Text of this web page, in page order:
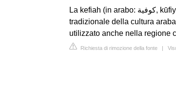
La kefiah (in arabo: كوفية‎, kūfiyya), in italiano talvolta anche chefiah, è un copricapo
tradizionale della cultura
utilizzato anche nella regione
Richiesta di rimozione della fonte |